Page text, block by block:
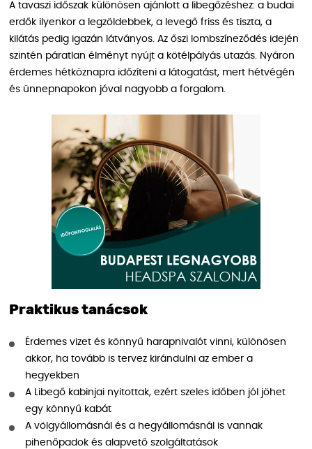
A tavaszi időszak különösen ajánlott a libegőzéshez: a budai
erdők ilyenkor a legzöldebbek, a levegő friss és tiszta, a
kilátás pedig igazán látványos. Az őszi lombszíneződés idején
szintén páratlan élményt nyújt a kötélpályás utazás. Nyáron
érdemes hétköznapra időzíteni a látogatást, mert hétvégén
és ünnepnapokon jóval nagyobb a forgalom.
Praktikus tanácsok
Érdemes vizet és könnyű harapnivalót vinni, különösen
akkor, ha tovább is tervez kirándulni az ember a
hegyekben
A Libegő kabinjai nyitottak, ezért szeles időben jól jöhet
egy könnyű kabát
A völgyállomásnál és a hegyállomásnál is vannak
pihenőpadok és alapvető szolgáltatások